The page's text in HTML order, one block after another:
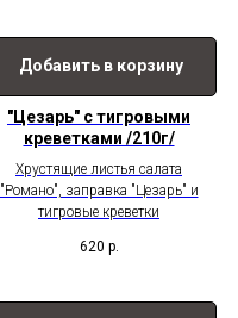
Добавить в корзину
"Цезарь" с тигровыми
креветками /210г/
Хрустящие листья салата
"Романо", заправка "Цезарь" и
тигровые креветки
620 р.